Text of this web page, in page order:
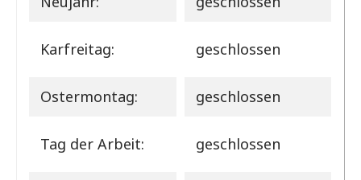
Karfreitag: geschlossen
Ostermontag: geschlossen
Tag der Arbeit: geschlossen